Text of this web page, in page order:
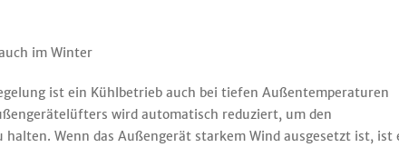
im Winter
ist ein Kühlbetrieb auch bei tiefen Außentemperaturen
wird automatisch reduziert, um den
halten. Wenn das Außengerät starkem Wind ausgesetzt ist,